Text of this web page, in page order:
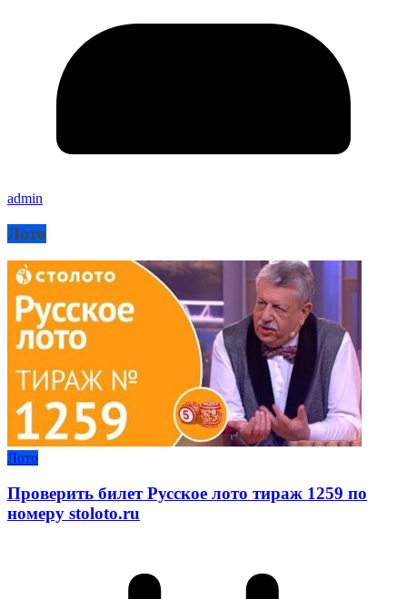
admin
Лото
Лото
Проверить билет Русское лото тираж 1259 по
номеру stoloto.ru